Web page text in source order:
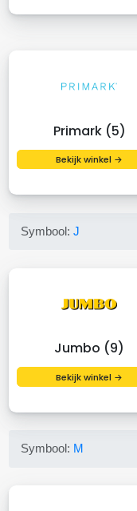
Primark (5)
Bekijk winkel →
Symbool:J
Jumbo (9)
Bekijk winkel →
Symbool: M